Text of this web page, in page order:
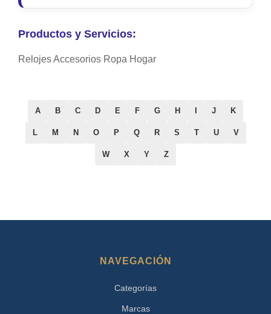
Productos y Servicios:
Relojes Accesorios Ropa Hogar
A B C D E F G H J K
L M N O P Q R S T U V
W X Y Z
NAVEGACIÓN
Categorías
Marcas